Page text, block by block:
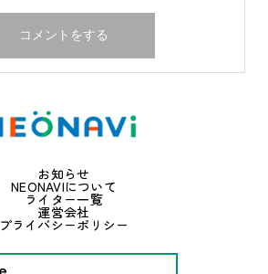
お知らせ
NEONAVIについて
ライター一覧
運営会社
プライバシーポリシー